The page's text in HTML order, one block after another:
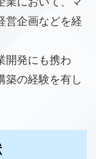
営企画などを経
開発にも携わ
築の経験を有し